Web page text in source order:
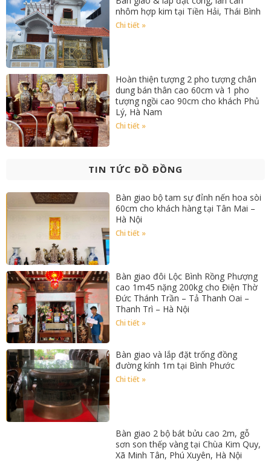
nhôm hợp kim tại Tiền Hải, Thái Bình
Chi tiết »
Hoàn thiện tượng 2 pho tượng chân
dung bán thân cao 60cm và 1 pho
tượng ngồi cao 90cm cho khách Phủ
Lý, Hà Nam
Chi tiết »
TIN TỨC ĐỒ ĐỒNG
Bàn giao bộ tam sự đỉnh nến hoa sòi
60cm cho khách hàng tại Tân Mai –
Hà Nội
Chi tiết »
Bàn giao đôi Lộc Bình Rồng Phượng
cao 1m45 nặng 200kg cho Điện Thờ
Đức Thánh Trần – Tả Thanh Oai –
Thanh Trì – Hà Nội
Chi tiết »
Bàn giao và lắp đặt trống đồng
đường kính 1m tại Bình Phước
Chi tiết »
Bàn giao 2 bộ bát bửu cao 2m, gỗ
sơn son thếp vàng tại Chùa Kim Quy,
Xã Minh Tân, Phú Xuyên, Hà Nội